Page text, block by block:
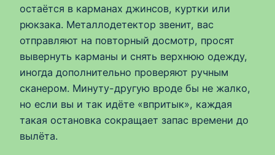
остаётся в карманах джинсов, куртки или
рюкзака. Металлодетектор звенит, вас
отправляют на повторный досмотр, просят
вывернуть карманы и снять верхнюю одежду,
иногда дополнительно проверяют ручным
сканером. Минуту-другую вроде бы не жалко,
но если вы и так идёте «впритык», каждая
такая остановка сокращает запас времени до
вылёта.